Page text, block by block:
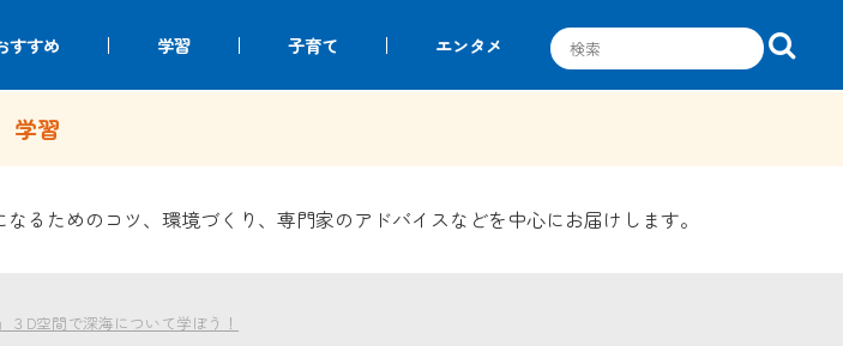
すすめ 学習 子育て エンタメ
学習
るためのコツ、環境づくり、専門家のアドバイスなどを中心にお届けします。
D空間で深海について学ぼう！